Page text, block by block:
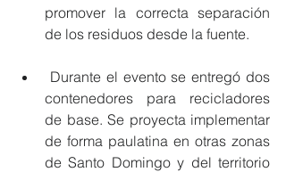
promover la correcta separación
de los residuos desde la fuente.
contenedores para recicladores
de base. Se proyecta implementar
de forma paulatina en otras zonas
de Santo Domingo y del territorio